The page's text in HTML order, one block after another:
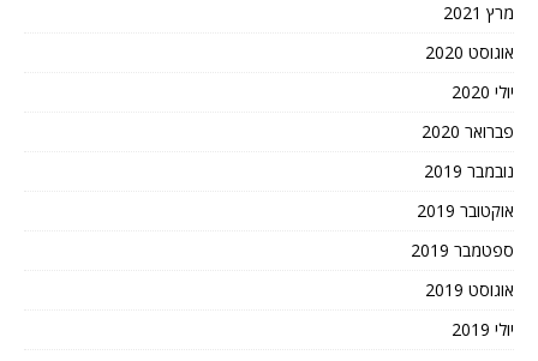
מרץ 2021
אוגוסט 2020
יולי 2020
פברואר 2020
נובמבר 2019
אוקטובר 2019
ספטמבר 2019
אוגוסט 2019
יולי 2019